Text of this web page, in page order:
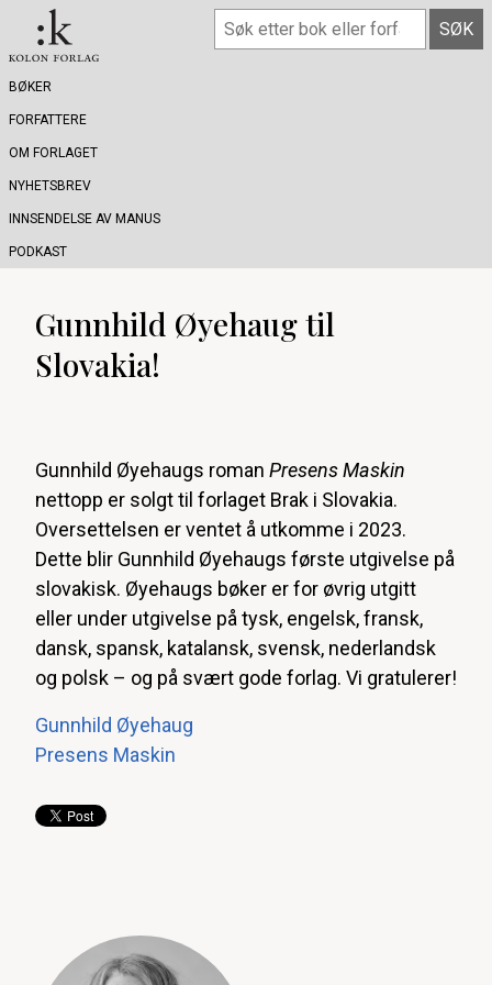
BØKER
FORFATTERE
OM FORLAGET
NYHETSBREV
INNSENDELSE AV MANUS
PODKAST
Gunnhild Øyehaug til
Slovakia!
Gunnhild Øyehaugs roman Presens Maskin
nettopp er solgt til forlaget Brak i Slovakia.
Oversettelsen er ventet å utkomme i 2023.
Dette blir Gunnhild Øyehaugs første utgivelse på
slovakisk. Øyehaugs bøker er for øvrig utgitt
eller under utgivelse på tysk, engelsk, fransk,
dansk, spansk, katalansk, svensk, nederlandsk
og polsk – og på svært gode forlag. Vi gratulerer!
Gunnhild Øyehaug
Presens Maskin